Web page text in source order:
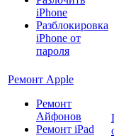
iPhone
Разблокировка
iPhone от
пароля
Ремонт Apple
Ремонт
Айфонов
Ремонт iPad